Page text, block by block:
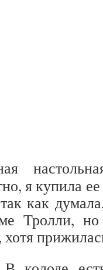
я купила
как
Тролли, но